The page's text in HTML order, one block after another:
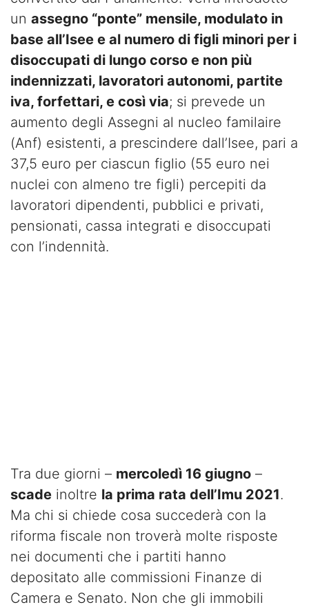
un assegno “ponte” mensile, modulato in
base all’Isee e al numero di figli minori per i
disoccupati di lungo corso e non più
indennizzati, lavoratori autonomi, partite
iva, forfettari, e così via; si prevede un
aumento degli Assegni al nucleo familaire
(Anf) esistenti, a prescindere dall’Isee, pari a
37,5 euro per ciascun figlio (55 euro nei
nuclei con almeno tre figli) percepiti da
lavoratori dipendenti, pubblici e privati,
pensionati, cassa integrati e disoccupati
con l’indennità.
Tra due giorni – mercoledì 16 giugno –
scade inoltre la prima rata dell’Imu 2021.
Ma chi si chiede cosa succederà con la
riforma fiscale non troverà molte risposte
nei documenti che i partiti hanno
depositato alle commissioni Finanze di
Camera e Senato. Non che gli immobili